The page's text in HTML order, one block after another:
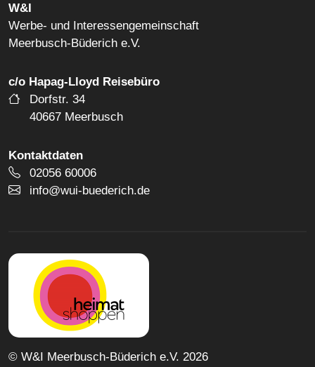
W&I
Werbe- und Interessengemeinschaft
Meerbusch-Büderich e.V.
c/o Hapag-Lloyd Reisebüro
Dorfstr. 34
40667 Meerbusch
Kontaktdaten
Telefonnummer
02056 60006
E-Mail Adresse
info@wui-buederich.de
© W&I Meerbusch-Büderich e.V. 2026